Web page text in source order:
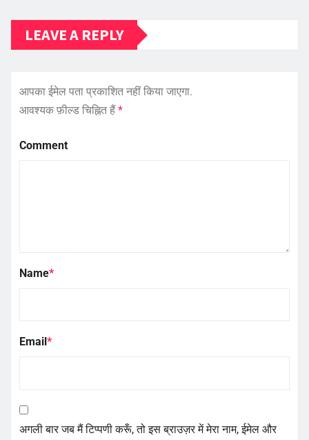
LEAVE A REPLY
आपका ईमेल पता प्रकाशित नहीं किया जाएगा.
आवश्यक फ़ील्ड चिह्नित हैं*
Comment
Name*
Email *
अगली बार जब मैं टिप्पणी करूँ, तो इस ब्राउज़र में मेरा नाम, ईमेल और